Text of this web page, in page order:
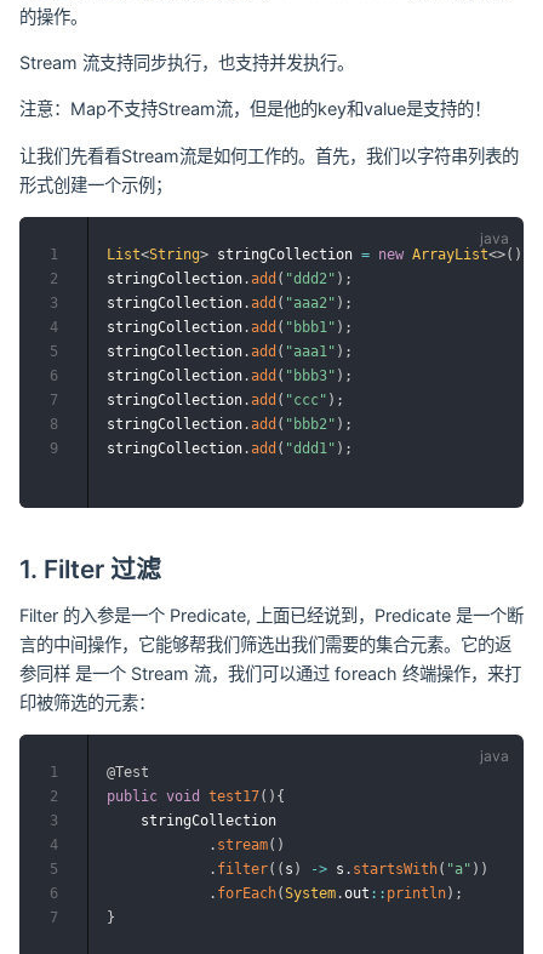
的操作。
Stream 流支持同步执行，也支持并发执行。
注意：Map不支持Stream流，但是他的key和value是支持的！
让我们先看看Stream流是如何工作的。首先，我们以字符串列表的
形式创建一个示例；
List<String> stringCollection = new ArrayList<>( )
stringCollection .add ( "ddd2" ) ;
stringCollection .add ( "aaa2" ) ;
stringCollection .add ( "bbb1" ) ;
stringCollection .add ( "aaa1" ) ;
stringCollection .add ( "bbb3" ) ;
stringCollection .add ( "ccc" ) ;
stringCollection .add ( "bbb2" ) ;
stringCollection .add ( "ddd1" ) ;
1
2
3
4
5
6
7
8
9
1. Filter 过滤
Filter 的入参是一个 Predicate, 上面已经说到，Predicate 是一个断
言的中间操作，它能够帮我们筛选出我们需要的集合元素。它的返
参同样 是一个 Stream 流，我们可以通过 foreach 终端操作，来打
印被筛选的元素：
@Test
public void test17( ) {
    stringCollection
. stream( )
. filter( ( s ) -> s . startsWith( "a" ) )
. forEach(System .out :: println) ;
}
1
2
3
4
5
6
7